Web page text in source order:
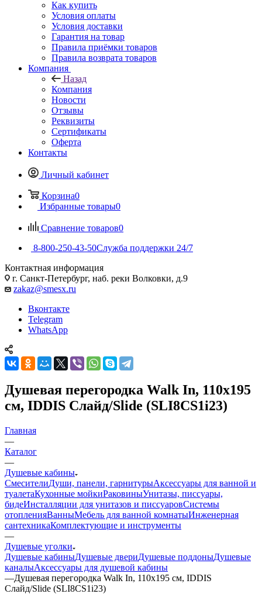
Как купить
Условия оплаты
Условия доставки
Гарантия на товар
Правила приёмки товаров
Правила возврата товаров
Компания
Назад
Компания
Новости
Отзывы
Реквизиты
Сертификаты
Оферта
Контакты
Личный кабинет
Корзина0
Избранные товары0
Сравнение товаров0
8-800-250-43-50Служба поддержки 24/7
Контактная информация
г. Санкт-Петербург, наб. реки Волковки, д.9
zakaz@smesx.ru
Вконтакте
Telegram
WhatsApp
Душевая перегородка Walk In, 110х195
см, IDDIS Слайд/Slide (SLI8CS1i23)
Главная
—
Каталог
—
Душевые кабины
СмесителиДуши, панели, гарнитурыАксессуары для ванной и
туалетаКухонные мойкиРаковиныУнитазы, писсуары,
бидеИнсталляции для унитазов и писсуаровСистемы
отопленияВанныМебель для ванной комнатыИнженерная
сантехникаКомплектующие и инструменты
—
Душевые уголки
Душевые кабиныДушевые двериДушевые поддоныДушевые
каналыАксессуары для душевой кабины
—Душевая перегородка Walk In, 110х195 см, IDDIS
Слайд/Slide (SLI8CS1i23)